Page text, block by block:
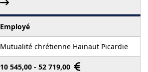
Employé
Mutualité chrétienne Hainaut Picardie
10 545,00 - 52 719,00